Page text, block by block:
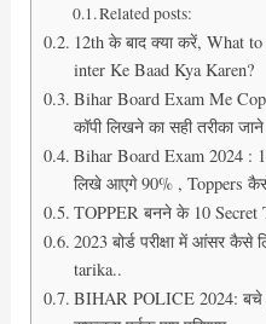
Related posts:
12th के बाद क्या करें, What
inter Ke Baad Kya Karen?
Bihar Board Exam Me Copy
कॉपी लिखने का सही तरीका जाने
Bihar Board Exam 2024 :
लिखे आएगे 90% , Toppers
TOPPER बनने के 10 Secret
2023 बोर्ड परीक्षा में आंसर कैसे
tarika..
BIHAR POLICE 2024: बचे